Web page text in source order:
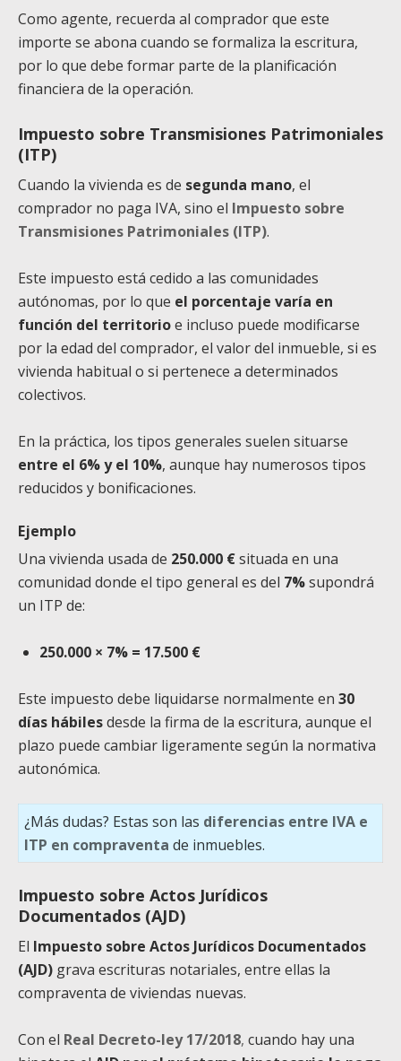
Como agente, recuerda al comprador que este
importe se abona cuando se formaliza la escritura,
por lo que debe formar parte de la planificación
financiera de la operación.
Impuesto sobre Transmisiones Patrimoniales
(ITP)
Cuando la vivienda es de segunda mano, el
comprador no paga IVA, sino el Impuesto sobre
Transmisiones Patrimoniales (ITP).
Este impuesto está cedido a las comunidades
autónomas, por lo que el porcentaje varía en
función del territorioe incluso puede modificarse
por la edad del comprador, el valor del inmueble, si es
vivienda habitual o si pertenece a determinados
colectivos.
En la práctica, los tipos generales suelen situarse
entre el 6% y el 10%, aunque hay numerosos tipos
reducidos y bonificaciones.
Ejemplo
Una vivienda usada de 250.000 €situada en una
comunidad donde el tipo general es del 7%supondrá
un ITP de:
250.000 × 7% = 17.500 €
Este impuesto debe liquidarse normalmente en 30
días hábilesdesde la firma de la escritura, aunque el
plazo puede cambiar ligeramente según la normativa
autonómica.
¿Más dudas? Estas son las diferencias entre IVA e
ITP en compraventa de inmuebles.
Impuesto sobre Actos Jurídicos
Documentados (AJD)
El Impuesto sobre Actos Jurídicos Documentados
(AJD) grava escrituras notariales, entre ellas la
compraventa de viviendas nuevas.
Con el Real Decreto-ley 17/2018, cuando hay una